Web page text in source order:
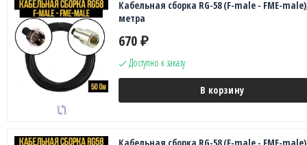
Кабельная сборка RG-58 (F-male - FME-
метра
670 ₽
Доступно к заказу
В корзину
Кабельная сборка RG-58 (F-male - FME-